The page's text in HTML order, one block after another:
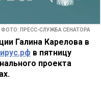
ФОТО: ПРЕСС-СЛУЖБА СЕНАТОРА
Галина Карелова в
в пятницу
проекта